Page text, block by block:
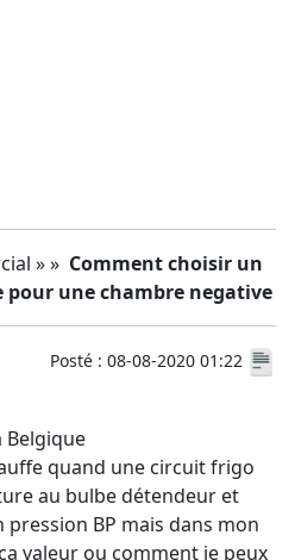
» » Comment choisir un
une chambre negative
Posté : 08-08-2020 01:22
Belgique
quand une circuit frigo
au bulbe détendeur et
BP mais dans mon
valeur ou comment je peux